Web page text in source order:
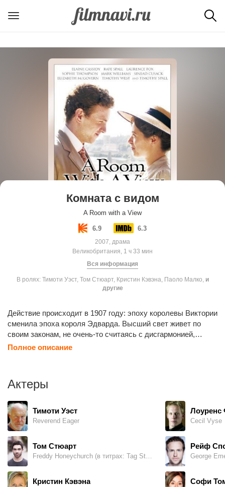
Комната с видом
A Room with a View
6.9 6.3
2007, драма
Великобритания, 1 ч 33 мин
Вся информация
В ролях: Тимоти Уэст, Том Стюарт, Кристин Кэвэна, Паоло Малко, и
другие
Действие происходит в 1907 году: эпоху королевы Виктории
сменила эпоха короля Эдварда. Высший свет живет по
своим законам, не очень-то считаясь с дисгармонией,
возникающей из-за противоречий между правилами
останавливаются в одном пансионе с другими
Эмерсон и его сын Джордж. Им не присуща традиционная
английская сдержанность, да и само путешествие
переполняет их сильными чувствами и эмоциями. Люси,
как чуткая и артистическая натура, попадает под обаяние
Джорджа, который постоянно демонстрирует ей знаки
своего внимания. Чтобы избежать неприятностей, тетушка
и Люси возвращаются в Англию, где ее ждет вполне
респектабельный и всеми одобренный жених Сесиль. Все
Полное описание
Актеры
Тимоти Уэст
Reverend Eager
Том Стюарт
Freddy Honeychurch (в титрах: Tag Stewart)
Кристин Кэвэна
Лоуренс
Cecil Vyse
Рейф
George
Софи